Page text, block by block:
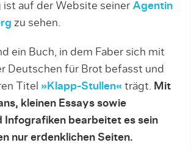
ist auf der Website seiner Agentin
zu sehen.
ein Buch, in dem Faber sich mit
Deutschen für Brot befasst und
Titel »Klapp-Stullen« trägt. Mit
kleinen Essays sowie
Infografiken bearbeitet es sein
nur erdenklichen Seiten.